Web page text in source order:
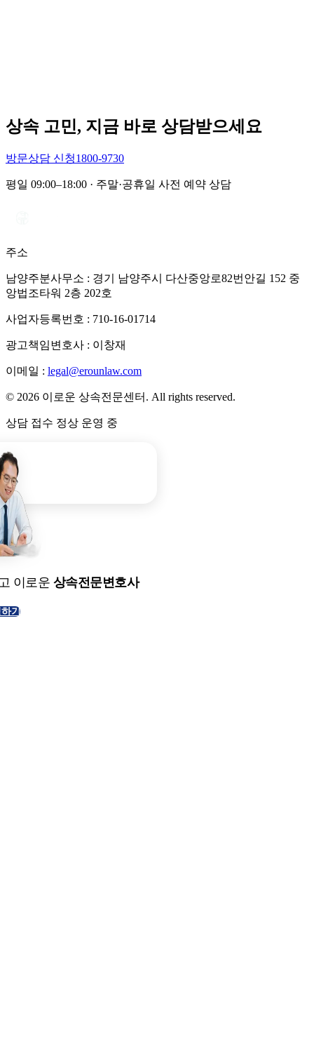
상속 고민, 지금 바로 상담받으세요
방문상담 신청1800-9730
평일 09:00–18:00 · 주말·공휴일 사전 예약 상담
주소
남양주분사무소 : 경기 남양주시 다산중앙로82번안길 152 중
앙법조타워 2층 202호
사업자등록번호 : 710-16-01714
광고책임변호사 : 이창재
이메일 : legal@erounlaw.com
© 2026 이로운 상속전문센터. All rights reserved.
상담 접수 정상 운영 중
이로운 상속전문변호사
기